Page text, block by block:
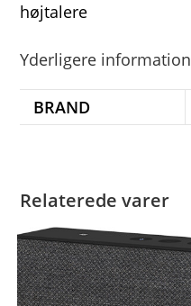
højtalere
Yderligere information
BRAND
Relaterede varer